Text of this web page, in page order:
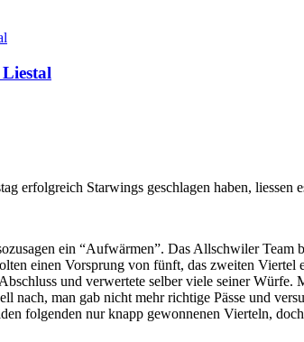
erfolgreich Starwings geschlagen haben,
ein “Aufwärmen”. Das Allschwiler
einen Vorsprung von fünft, das zweiten
und verwertete selber viele seiner
nach, man gab nicht mehr richtige Pässe und
folgenden nur knapp gewonnenen Vierteln,